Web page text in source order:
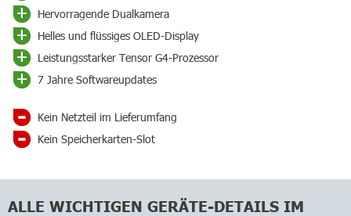
Hervorragende Dualkamera
Helles und flüssiges OLED-Display
Leistungsstarker Tensor G4-Prozessor
7 Jahre Softwareupdates
Kein Netzteil im Lieferumfang
Kein Speicherkarten-Slot
ALLE WICHTIGEN GERÄTE-DETAILS IM